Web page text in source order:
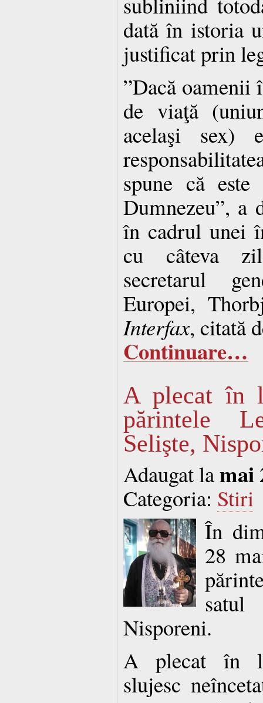
dată în istoria
justificat prin
”Dacă oamenii
de viaţă
acelaşi sex)
spune că
Dumnezeu”, a
în cadrul unei
cu câteva
secretarul
Europei,
Interfax, citată
Continuare…
A plecat în
părintele
Selişte,
Adaugat lamai
Categoria: Stiri
În
28
Nisporeni.
A plecat în
slujesc